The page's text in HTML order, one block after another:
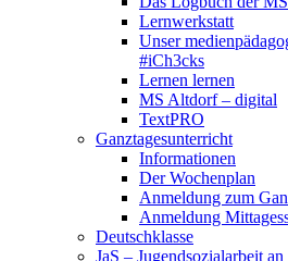
Lernwerkstatt
Unser
#iCh3cks
Lernen lernen
MS Altdorf – digital
TextPRO
Ganztagesunterricht
Informationen
Der Wochenplan
Anmeldung zum
Anmeldung
Deutschklasse
JaS – Jugendsozialarbeit